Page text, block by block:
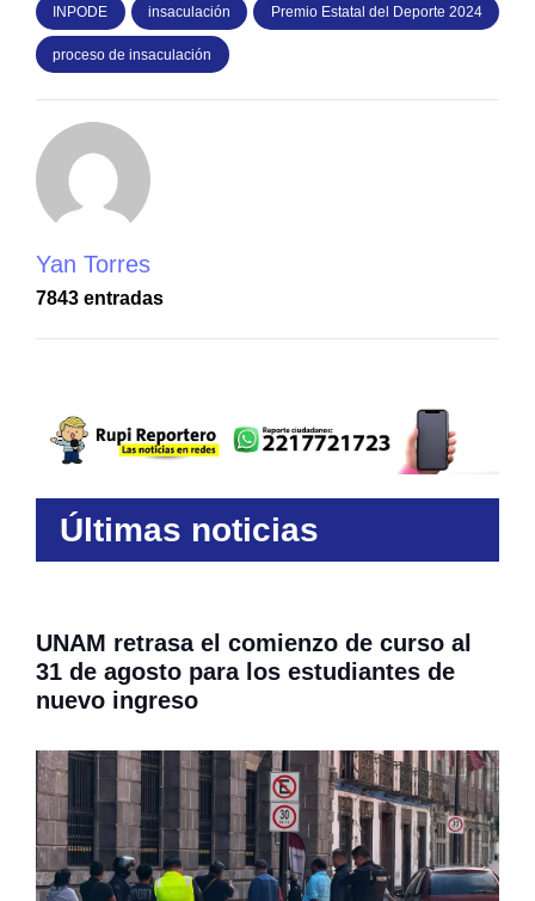
INPODE insaculación Premio Estatal del Deporte 2024
proceso de insaculación
Yan Torres
7843 entradas
Últimas noticias
UNAM retrasa el comienzo de curso al
31 de agosto para los estudiantes de
nuevo ingreso